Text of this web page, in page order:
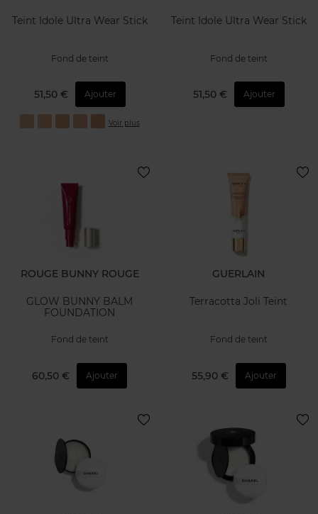
Teint Idole Ultra Wear Stick
Fond de teint
51,50 € Ajouter
Voir plus
Teint Idole Ultra Wear Stick
Fond de teint
51,50 € Ajouter
ROUGE BUNNY ROUGE
GLOW BUNNY BALM
FOUNDATION
Fond de teint
60,50 € Ajouter
GUERLAIN
Terracotta Joli Teint
Fond de teint
55,90 € Ajouter